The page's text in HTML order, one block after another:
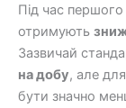
Під час першого
отримують
Зазвичай
на добу, але
бути значно